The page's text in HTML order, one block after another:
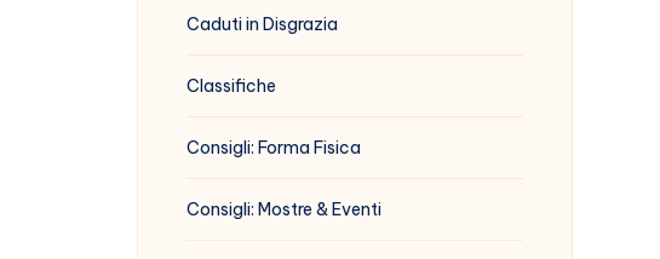
Caduti in Disgrazia
Classifiche
Consigli: Forma Fisica
Consigli: Mostre & Eventi